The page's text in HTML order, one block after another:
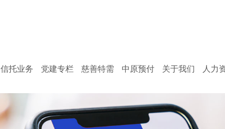
信托业务 党建专栏 慈善特需 中原预付 关于我们 人力